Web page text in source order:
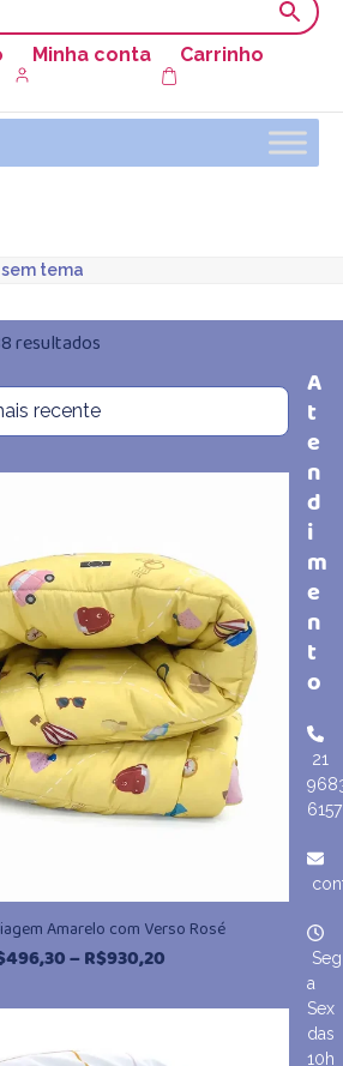
Minha conta Carrinho
tema
resultadosClassificado
por
mais
Amarelo com Verso Rosé
496,30–R$930,20Faixa
preço:
A
t
e
n
d
i
m
e
n
t
o
21
6157
Seg
a
Sex
das
10h